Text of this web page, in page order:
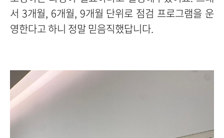
서 3개월, 6개월, 9개월 단위로 점검 프로그램을 운
영한다고 하니 정말 믿음직했답니다.